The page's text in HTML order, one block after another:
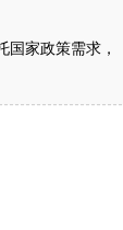
家政策需求，